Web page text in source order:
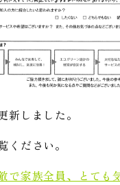
新しました。
ください。
で家族全員、とても